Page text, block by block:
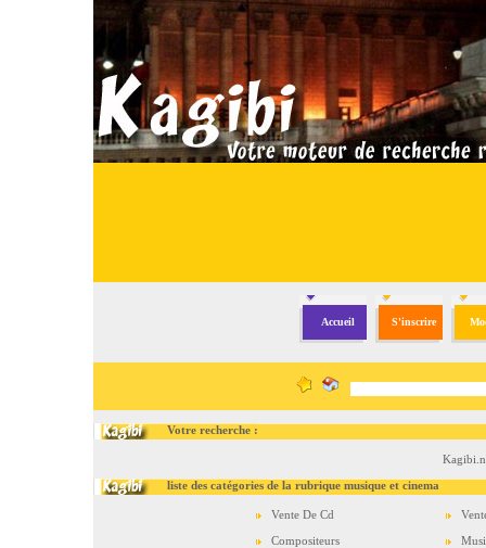
Accueil S'inscrire
Votre recherche :
liste des catégories de la rubrique musique et cinema
Vente De Cd
Compositeurs